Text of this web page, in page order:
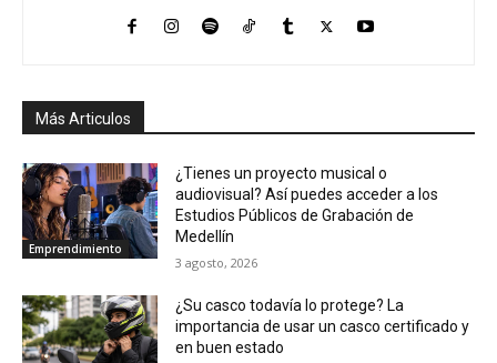
Más Articulos
Emprendimiento
¿Tienes un proyecto musical o
audiovisual? Así puedes acceder a los
Estudios Públicos de Grabación de
Medellín
3 agosto, 2026
¿Su casco todavía lo protege? La
importancia de usar un casco certificado y
en buen estado